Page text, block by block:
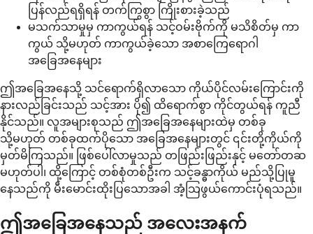
ပြန်လည်ရရှိရန် တက်ကြွစွာ ကြိုးစားခဲ့သည်
မသက်သာမှုမှ ကာကွယ်ရန် သင့်ဝမ်းဗိုက်ကို မသိစိတ်မှ ကာ
ကွယ် သို့မဟုတ် ကာကွယ်ခဲ့သော အစာကြေရောဂါ
အခြေအနေများ
ဤအခြေအနေသို့ သင်ရောက်ရှိလာသော ကိုယ်ပိုင်လမ်းကြောင်းကို
နားလည်ခြင်းသည် သင့်အား ပို၍ ထိရောက်စွာ ကိုင်တွယ်ရန် ကူညီ
နိုင်သည်။ လူအများစုသည် ဤအခြေအနေများထဲမှ တစ်ခု
သို့မဟုတ် တစ်ခုထက်ပိုသော အခြေအနေများတွင် ၎င်းတို့ကိုယ်ကို
မှတ်မိကြသည်။ ဖြစ်ပေါ်လာမှုသည် တဖြည်းဖြည်းနှင့် မတော်တဆ
မဟုတ်ပါ၊ ထို့ကြောင့် တစ်စုံတစ်ဦးက သင့်ခန္ဓာကိုယ် မည်သို့ပြုမူ
နေသည်ကို မီးမောင်းထိုးပြသောအခါ အံ့သြဖွယ်ကောင်းပုံရသည်။
ဤအခြေအနေသည် အလေးအနက်